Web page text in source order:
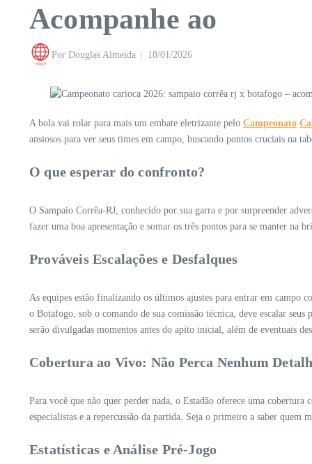
Acompanhe ao
Por Douglas Almeida 18/01/2026
A bola vai rolar para mais um embate eletrizante pelo Campeonato
ansiosos para ver seus times em campo, buscando pontos cruciais na
O que esperar do confronto?
O Sampaio Corrêa-RJ, conhecido por sua garra e por surpreender
fazer uma boa apresentação e somar os três pontos para se manter
Prováveis Escalações e Desfalques
As equipes estão finalizando os últimos ajustes para entrar em campo
o Botafogo, sob o comando de sua comissão técnica, deve escalar
serão divulgadas momentos antes do apito inicial, além de eventuais
Cobertura ao Vivo: Não Perca Nenhum
Para você que não quer perder nada, o Estadão oferece uma
especialistas e a repercussão da partida. Seja o primeiro a saber quem
Estatísticas e Análise Pré-Jogo